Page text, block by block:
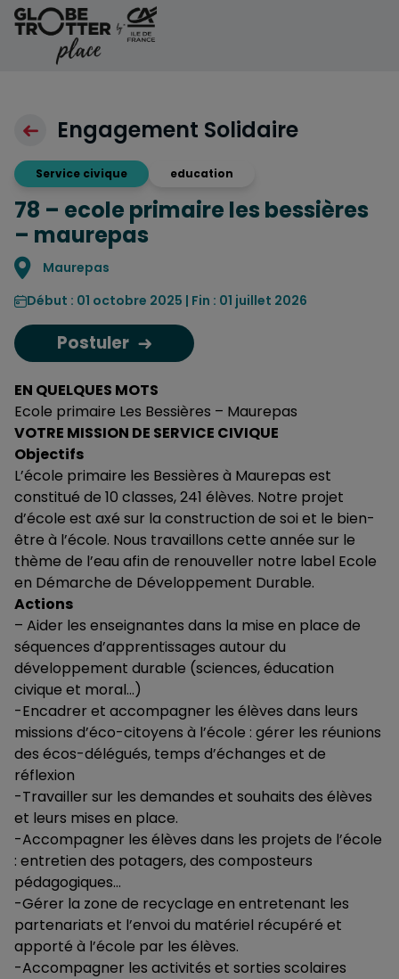
Aller au contenu
Engagement Solidaire
Service civique education
78 – ecole primaire les bessières
– maurepas
Localisation
Maurepas
Début : 01 octobre 2025 | Fin : 01 juillet 2026
Postuler
EN QUELQUES MOTS
Ecole primaire Les Bessières – Maurepas
VOTRE MISSION DE SERVICE CIVIQUE
Objectifs
L’école primaire les Bessières à Maurepas est
constitué de 10 classes, 241 élèves. Notre projet
d’école est axé sur la construction de soi et le bien-
être à l’école. Nous travaillons cette année sur le
thème de l’eau afin de renouveller notre label Ecole
en Démarche de Développement Durable.
Actions
– Aider les enseignantes dans la mise en place de
séquences d’apprentissages autour du
développement durable (sciences, éducation
civique et moral…)
-Encadrer et accompagner les élèves dans leurs
missions d’éco-citoyens à l’école : gérer les réunions
des écos-délégués, temps d’échanges et de
réflexion
-Travailler sur les demandes et souhaits des élèves
et leurs mises en place.
-Accompagner les élèves dans les projets de l’école
: entretien des potagers, des composteurs
pédagogiques…
-Gérer la zone de recyclage en entretenant les
partenariats et l’envoi du matériel récupéré et
apporté à l’école par les élèves.
-Accompagner les activités et sorties scolaires